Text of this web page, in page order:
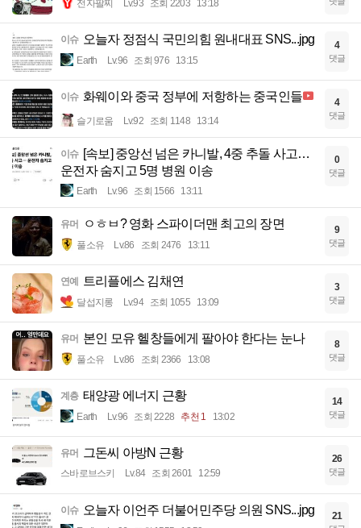
전자팔찌 Lv.93 조회 2203 13:18
이슈 오늘자 정점식 국민의힘 원내대표 SNS...jpg
Earth Lv.96 조회 976 13:15
4
댓글
이슈 화웨이와 중국 정부에 저항하는 중국인들
슬기로움 Lv.92 조회 1148 13:14
4
댓글
이슈 [속보] 중앙선 넘은 카니발, 4중 추돌 사고…
운전자 숨지고 5명 병원 이송
Earth Lv.96 조회 1566 13:11
0
댓글
유머 ㅇㅎㅂ? 영화 스파이더맨 최고의 장면
풀소유 Lv.86 조회 2476 13:11
9
댓글
연예 트리플에스 김채연
달섭지롱 Lv.94 조회 1055 13:09
3
댓글
유머 본인 모유 헬창들에게 팔아야 한다는 눈나
풀소유 Lv.86 조회 2366 13:08
8
댓글
계층 태양광 에너지 근황
Earth Lv.96 조회 2228 추천 1 13:02
14
댓글
유머 그돈씨 아방N 근황
스바로브스키 Lv.84 조회 2601 12:59
26
댓글
이슈 오늘자 이언주 더불어민주당 의원 SNS...jpg 21